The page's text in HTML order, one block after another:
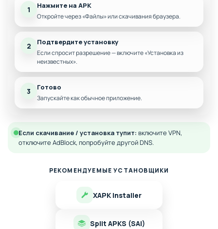
1 Нажмите на APK
Откройте через «Файлы» или скачивания браузера.
2 Подтвердите установку
Если спросит разрешение — включите «Установка из
неизвестных».
3 Готово
Запускайте как обычное приложение.
Если скачивание / установка тупит: включите VPN,
отключите AdBlock, попробуйте другой DNS.
РЕКОМЕНДУЕМЫЕ УСТАНОВЩИКИ
XAPK Installer
Split APKS (SAI)